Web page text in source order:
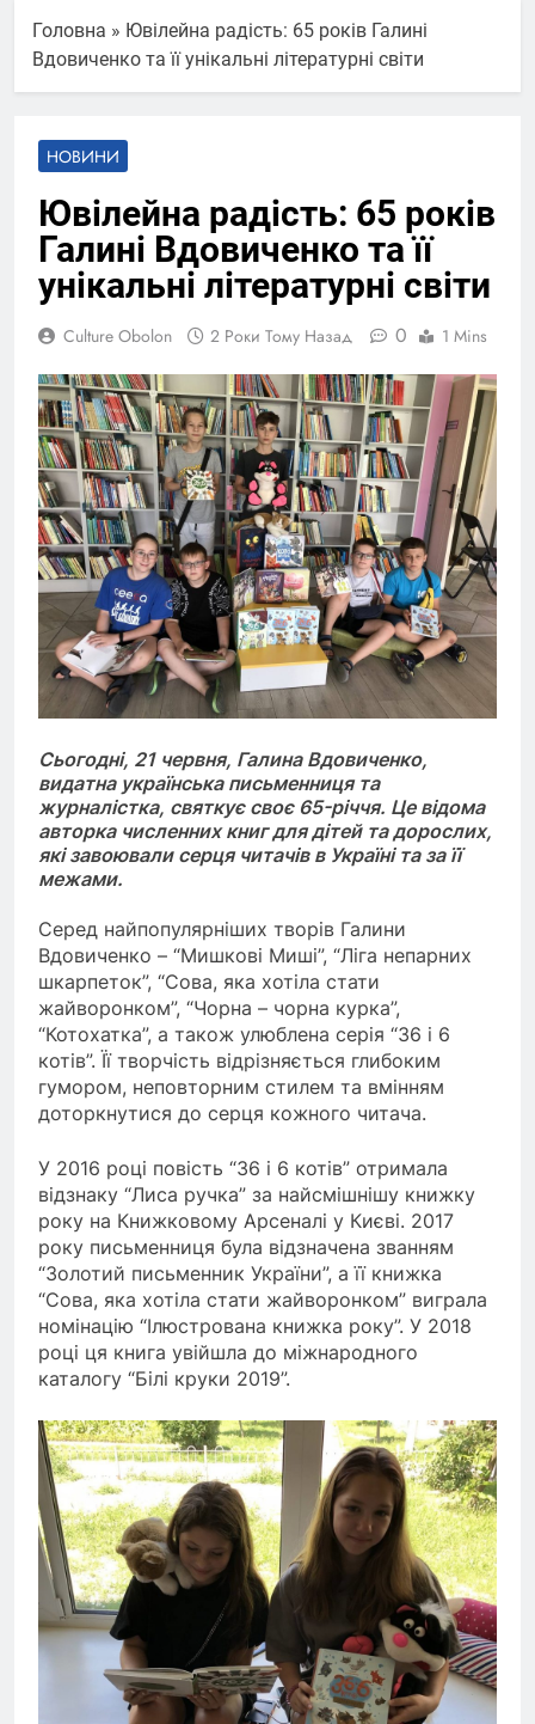
Головна » Ювілейна радість: 65 років Галині
Вдовиченко та її унікальні літературні світи
НОВИНИ
Ювілейна радість: 65 років
Галині Вдовиченко та її
унікальні літературні світи
Culture Obolon 2 Роки Тому Назад 0 1 Mins
Сьогодні, 21 червня, Галина Вдовиченко,
видатна українська письменниця та
журналістка, святкує своє 65-річчя. Це відома
авторка численних книг для дітей та дорослих,
які завоювали серця читачів в Україні та за її
межами.
Серед найпопулярніших творів Галини
Вдовиченко – “Мишкові Миші”, “Ліга непарних
шкарпеток”, “Сова, яка хотіла стати
жайворонком”, “Чорна – чорна курка”,
“Котохатка”, а також улюблена серія “36 і 6
котів”. Її творчість відрізняється глибоким
гумором, неповторним стилем та вмінням
доторкнутися до серця кожного читача.
У 2016 році повість “36 і 6 котів” отримала
відзнаку “Лиса ручка” за найсмішнішу книжку
року на Книжковому Арсеналі у Києві. 2017
року письменниця була відзначена званням
“Золотий письменник України”, а її книжка
“Сова, яка хотіла стати жайворонком” виграла
номінацію “Ілюстрована книжка року”. У 2018
році ця книга увійшла до міжнародного
каталогу “Білі круки 2019”.